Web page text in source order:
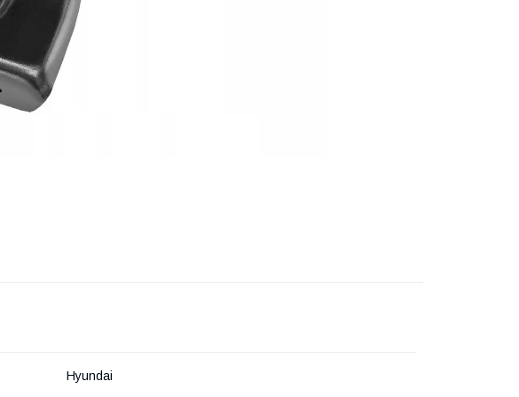
Hyundai